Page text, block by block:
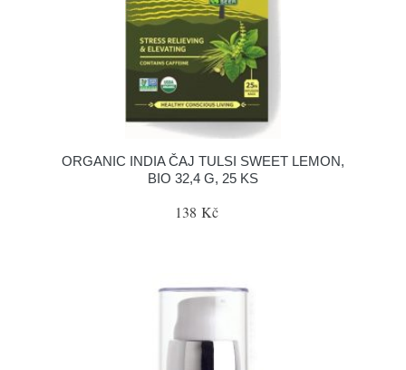
ORGANIC INDIA ČAJ TULSI SWEET LEMON,
BIO 32,4 G, 25 KS
138 Kč